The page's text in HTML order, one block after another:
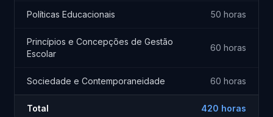
Políticas Educacionais 50 horas
Princípios e Concepções de Gestão
Escolar
60 horas
Sociedade e Contemporaneidade 60 horas
Total 420 horas